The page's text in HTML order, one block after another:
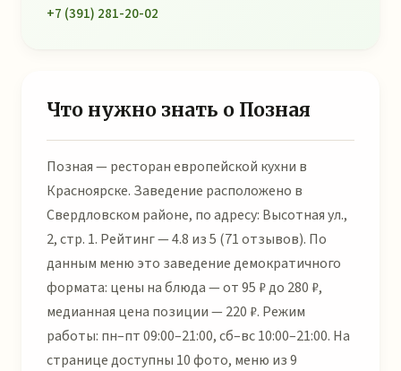
+7 (391) 281-20-02
Что нужно знать о Позная
Позная — ресторан европейской кухни в
Красноярске. Заведение расположено в
Свердловском районе, по адресу: Высотная ул.,
2, стр. 1. Рейтинг — 4.8 из 5 (71 отзывов). По
данным меню это заведение демократичного
формата: цены на блюда — от 95 ₽ до 280 ₽,
медианная цена позиции — 220 ₽. Режим
работы: пн–пт 09:00–21:00, сб–вс 10:00–21:00. На
странице доступны 10 фото, меню из 9